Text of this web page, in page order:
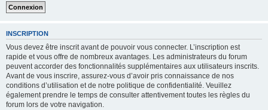
INSCRIPTION
Vous devez être inscrit avant de pouvoir vous connecter. L’inscription est
rapide et vous offre de nombreux avantages. Les administrateurs du forum
peuvent accorder des fonctionnalités supplémentaires aux utilisateurs inscrits.
Avant de vous inscrire, assurez-vous d’avoir pris connaissance de nos
conditions d’utilisation et de notre politique de confidentialité. Veuillez
également prendre le temps de consulter attentivement toutes les règles du
forum lors de votre navigation.